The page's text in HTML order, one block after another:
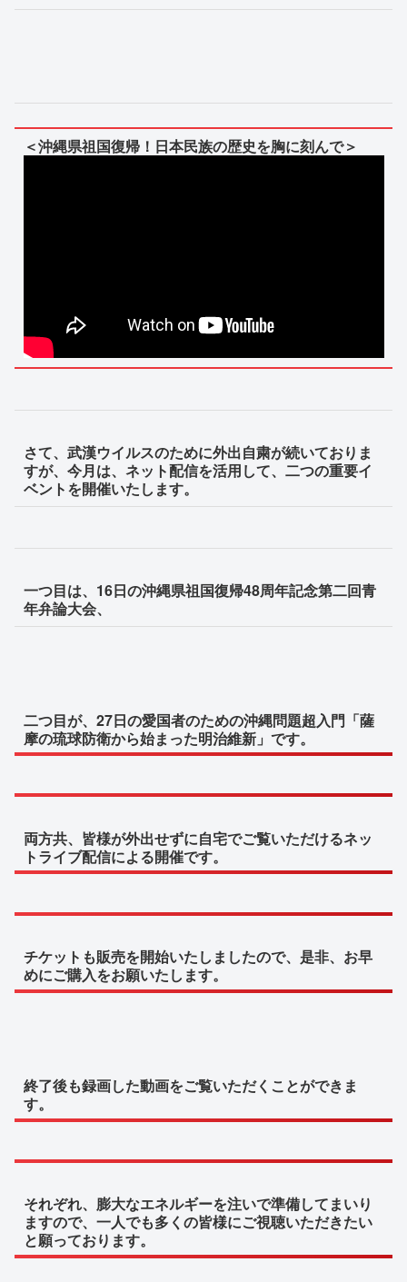
＜沖縄県祖国復帰！日本民族の歴史を胸に刻んで＞
さて、武漢ウイルスのために外出自粛が続いておりま
すが、今月は、ネット配信を活用して、二つの重要イ
ベントを開催いたします。
一つ目は、16日の沖縄県祖国復帰48周年記念第二回青
年弁論大会、
二つ目が、27日の愛国者のための沖縄問題超入門「薩
摩の琉球防衛から始まった明治維新」です。
両方共、皆様が外出せずに自宅でご覧いただけるネッ
トライブ配信による開催です。
チケットも販売を開始いたしましたので、是非、お早
めにご購入をお願いたします。
終了後も録画した動画をご覧いただくことができま
す。
それぞれ、膨大なエネルギーを注いで準備してまいり
ますので、一人でも多くの皆様にご視聴いただきたい
と願っております。